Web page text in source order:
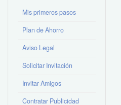
Mis primeros pasos
Plan de Ahorro
Aviso Legal
Solicitar Invitación
Invitar Amigos
Contratar Publicidad